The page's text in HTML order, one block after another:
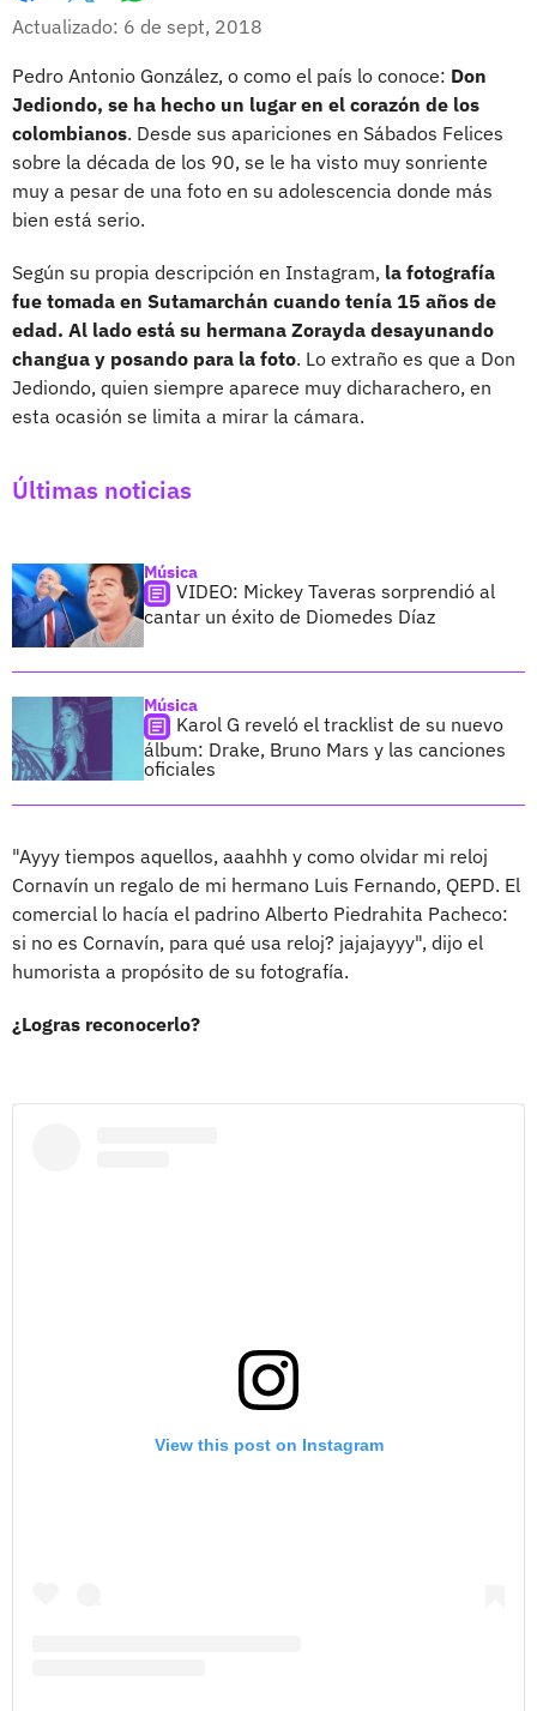
Facebook
X
Actualizado: 6 de sept, 2018
Pedro Antonio González, o como el país lo conoce: Don
Jediondo, se ha hecho un lugar en el corazón de los
colombianos. Desde sus apariciones en Sábados Felices
sobre la década de los 90, se le ha visto muy sonriente
muy a pesar de una foto en su adolescencia donde más
bien está serio.
Según su propia descripción en Instagram, la fotografía
fue tomada en Sutamarchán cuando tenía 15 años de
edad. Al lado está su hermana Zorayda desayunando
changua y posando para la foto. Lo extraño es que a Don
Jediondo, quien siempre aparece muy dicharachero, en
esta ocasión se limita a mirar la cámara.
Últimas noticias
Música
VIDEO: Mickey Taveras sorprendió al
cantar un éxito de Diomedes Díaz
Música
Karol G reveló el tracklist de su nuevo
álbum: Drake, Bruno Mars y las canciones
oficiales
"Ayyy tiempos aquellos, aaahhh y como olvidar mi reloj
Cornavín un regalo de mi hermano Luis Fernando, QEPD. El
comercial lo hacía el padrino Alberto Piedrahita Pacheco:
si no es Cornavín, para qué usa reloj? jajajayyy", dijo el
humorista a propósito de su fotografía.
¿Logras reconocerlo?
View this post on Instagram